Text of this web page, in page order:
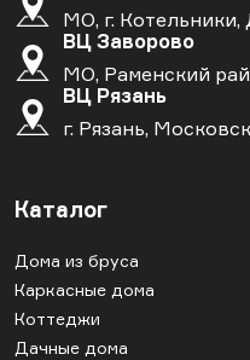
МО, г. Котельники,
ВЦ Заворово
МО, Раменский
ВЦ Рязань
г. Рязань,
Каталог
Дома из бруса
Каркасные дома
Коттеджи
Дачные дома